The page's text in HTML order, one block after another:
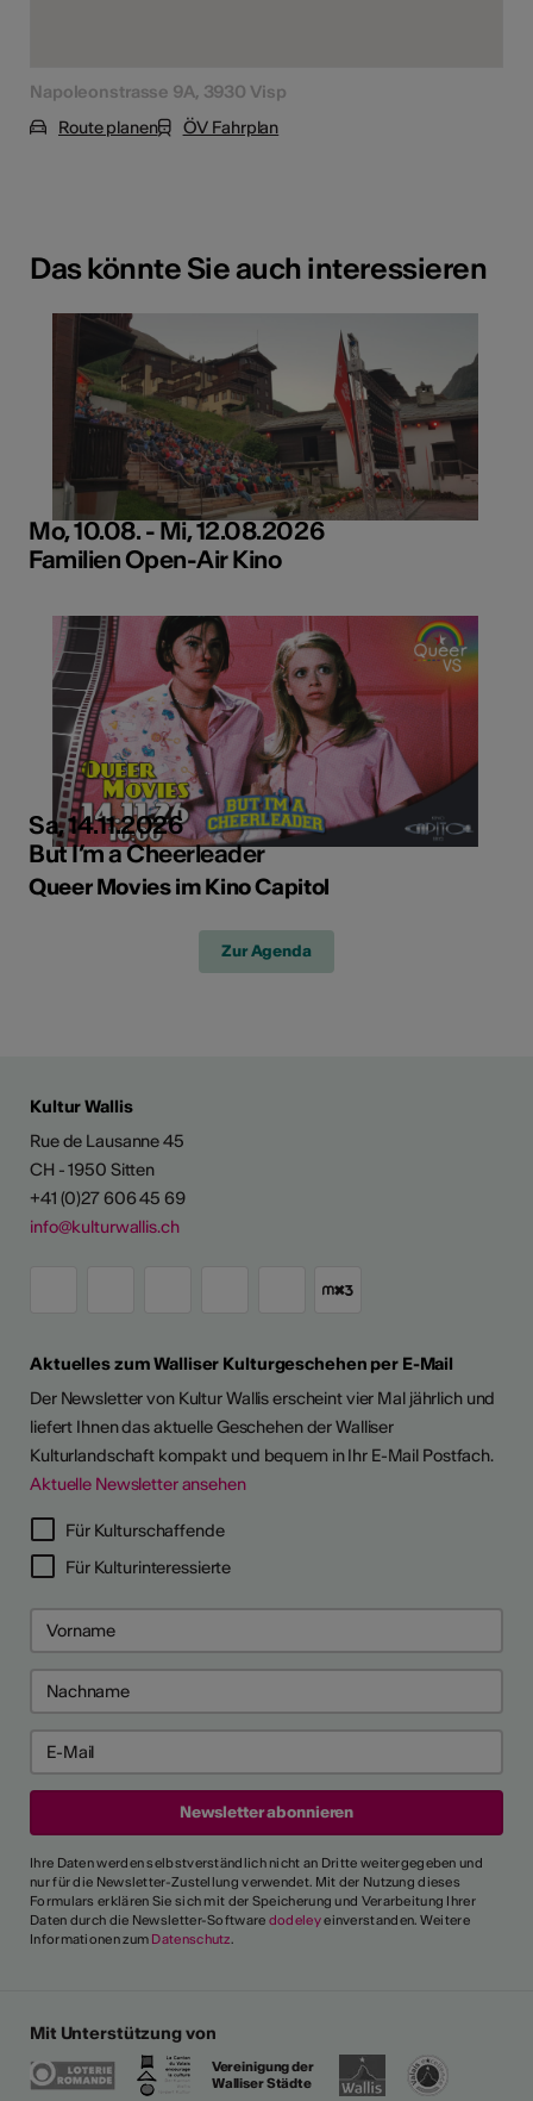
Napoleonstrasse 9A, 3930 Visp
Route planen
ÖV Fahrplan
Das könnte Sie auch interessieren
Mo, 10.08. - Mi, 12.08.2026
Familien Open-Air Kino
Sa, 14.11.2026
But I’m a Cheerleader
Queer Movies im Kino Capitol
Zur Agenda
Kultur Wallis
Rue de Lausanne 45
CH - 1950 Sitten
+41 (0)27 606 45 69
info@kulturwallis.ch
Aktuelles zum Walliser Kulturgeschehen per E-Mail
Der Newsletter von Kultur Wallis erscheint vier Mal jährlich und
liefert Ihnen das aktuelle Geschehen der Walliser
Kulturlandschaft kompakt und bequem in Ihr E-Mail Postfach.
Aktuelle Newsletter ansehen
Für Kulturschaffende
Für Kulturinteressierte
Ihre Daten werden selbstverständlich nicht an Dritte weitergegeben und
nur für die Newsletter-Zustellung verwendet. Mit der Nutzung dieses
Formulars erklären Sie sich mit der Speicherung und Verarbeitung Ihrer
Daten durch die Newsletter-Software dodeleyeinverstanden. Weitere
Informationen zum Datenschutz.
Mit Unterstützung von
Vereinigung der
Walliser Städte